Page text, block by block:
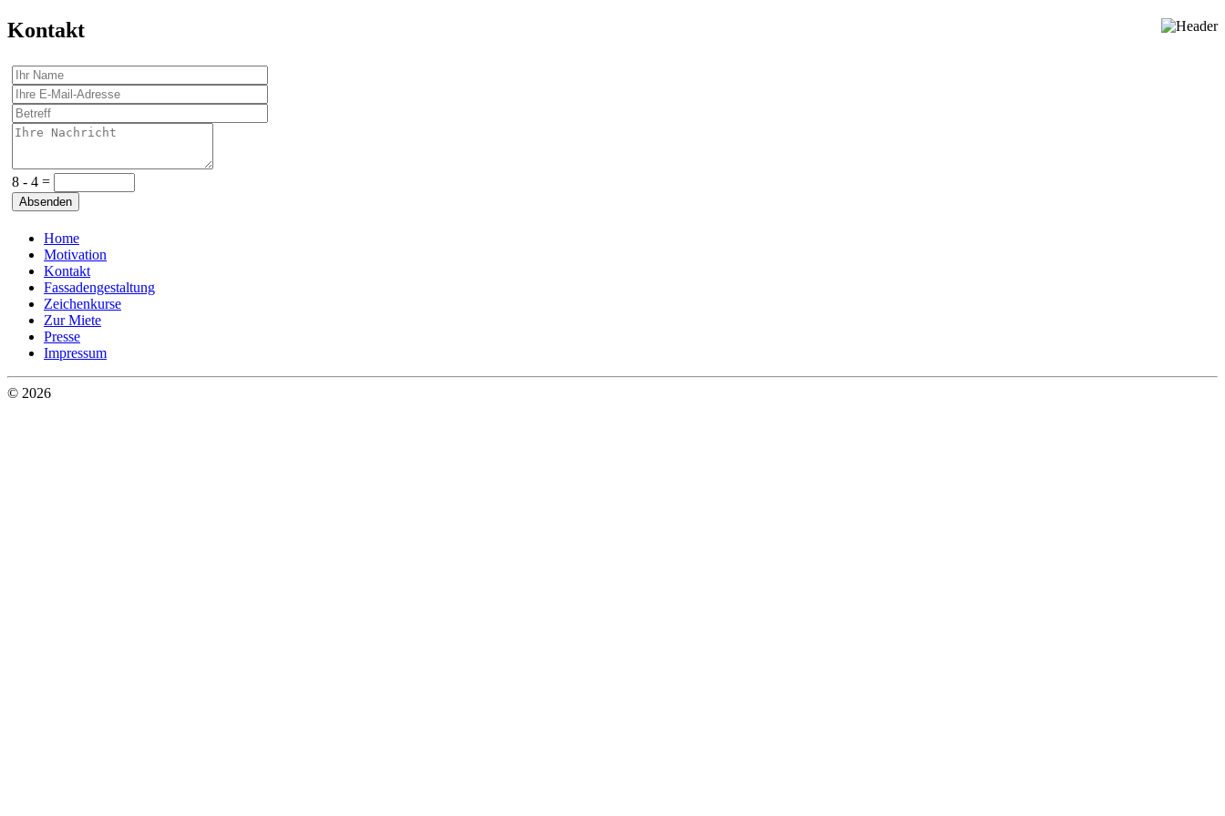
Kontakt
8 - 4 =
Home
Motivation
Kontakt
Fassadengestaltung
Zeichenkurse
Zur Miete
Presse
Impressum
© 2026